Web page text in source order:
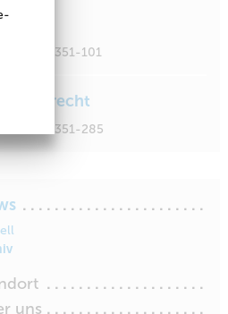
Hahm
+49 355 351-101
Albrecht
+49 355 351-285
uns